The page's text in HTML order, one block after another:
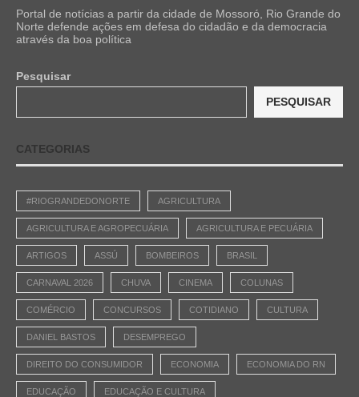
Portal de notícias a partir da cidade de Mossoró, Rio Grande do
Norte defende ações em defesa do cidadão e da democracia
através da boa política
Pesquisar
PESQUISAR
CATEGORIAS
#RIOGRANDEDONORTE AGRICULTURA
AGRICULTURA E AGROPECUÁRIA AGRICULTURA E PECUÁRIA
ARTIGOS ASSÚ BOMBEIROS BRASIL
CARNAVAL 2026 CHUVA CINEMA COLUNAS
COMÉRCIO CONCURSOS COTIDIANO CULTURA
DANIEL BASTOS DESEMPREGO
DIREITO DO CONSUMIDOR ECONOMIA ECONOMIA DO RN
EDUCAÇÃO EDUCAÇÃO E CULTURA